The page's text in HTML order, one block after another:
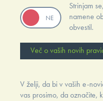
Strinjam
namene
obvestil.
Več o vaših novih
V želji, da bi v vaših e-
vas prosimo, da označite,